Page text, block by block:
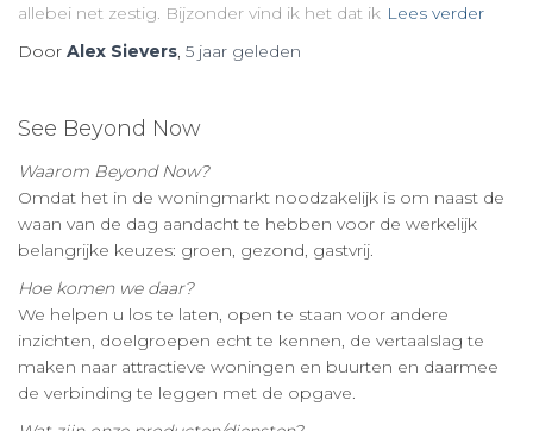
allebei net zestig. Bijzonder vind ik het dat ik Lees verder
Door Alex Sievers, 5 jaar geleden
See Beyond Now
Waarom Beyond Now?
Omdat het in de woningmarkt noodzakelijk is om naast de
waan van de dag aandacht te hebben voor de werkelijk
belangrijke keuzes: groen, gezond, gastvrij.
Hoe komen we daar?
We helpen u los te laten, open te staan voor andere
inzichten, doelgroepen echt te kennen, de vertaalslag te
maken naar attractieve woningen en buurten en daarmee
de verbinding te leggen met de opgave.